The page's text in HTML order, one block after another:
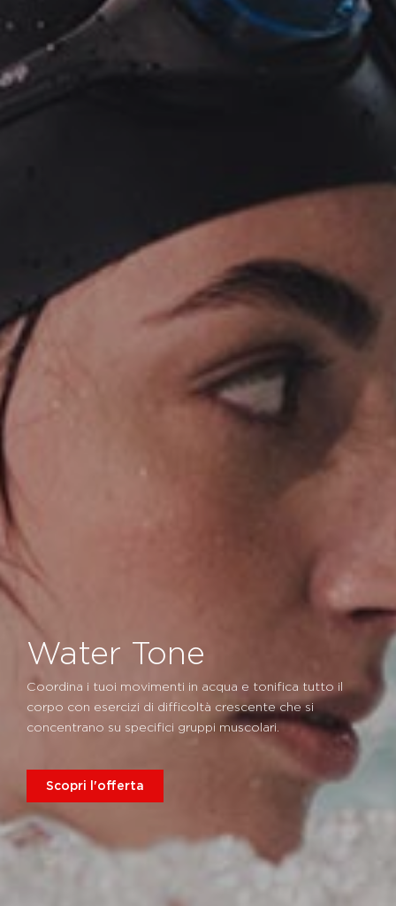
Water Tone
Coordina i tuoi movimenti in acqua e tonifica tutto il
corpo con esercizi di difficoltà crescente che si
concentrano su specifici gruppi muscolari.
Scopri l'offerta